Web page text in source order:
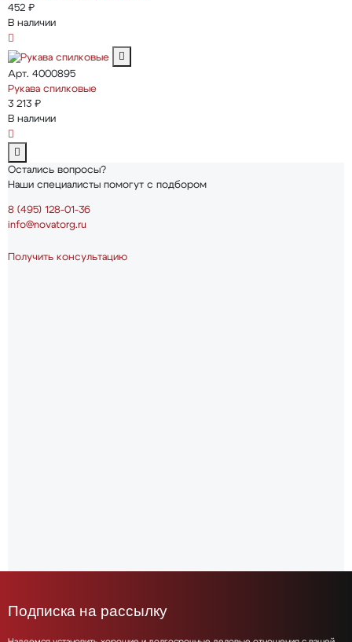
452 ₽
В наличии
Арт. 4000895
Рукава спилковые
3 213 ₽
В наличии
Остались вопросы?
Наши специалисты помогут с подбором
8 (495) 128-01-36
info@novatorg.ru
Получить консультацию
Подписка на рассылку